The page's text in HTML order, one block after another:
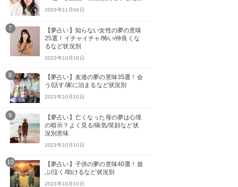
2023年11月04日
7
【夢占い】知らない女性の夢の意味
25選！イチャイチャ/怖い/仲良くな
るなど状況別
2023年10月10日
8
【夢占い】友達の夢の意味35選！会
う/話す/家に泊まるなど状況別
2023年10月10日
9
【夢占い】亡くなった母の夢は心境
の暗示？よく見る/病気/笑顔など状
況別意味
2023年10月10日
10
【夢占い】子供の夢の意味40選！遊
ぶ/泣く/助けるなど状況別
2023年10月10日